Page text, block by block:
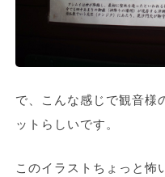
で、こんな感じで観音様
ットらしいです。
このイラストちょっと怖